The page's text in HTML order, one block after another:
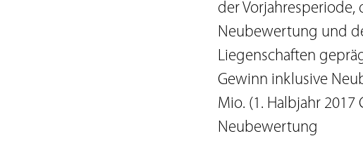
der
Neubewertung und
Liegenschaften
Gewinn inklusive
Mio. (1. Halbjahr 2017
Neubewertung